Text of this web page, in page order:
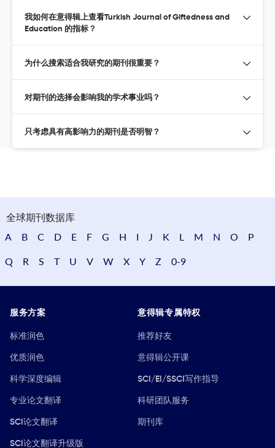
我如何在意得辑上查看Turkish Journal of Giftedness and
Education 的指标？
为什么搜索适合我研究的期刊很重要？
对期刊的选择会影响我的学术事业吗？
只考虑具有高影响力的期刊是否明智？
全球期刊数据库
A
B C D E F G H I J K L M N O P
Q R S T U V W X Y Z 0-9